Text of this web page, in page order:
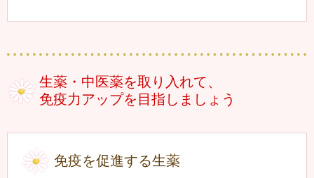
生薬・中医薬を取り入れて、
免疫力アップを目指しましょう
免疫を促進する生薬